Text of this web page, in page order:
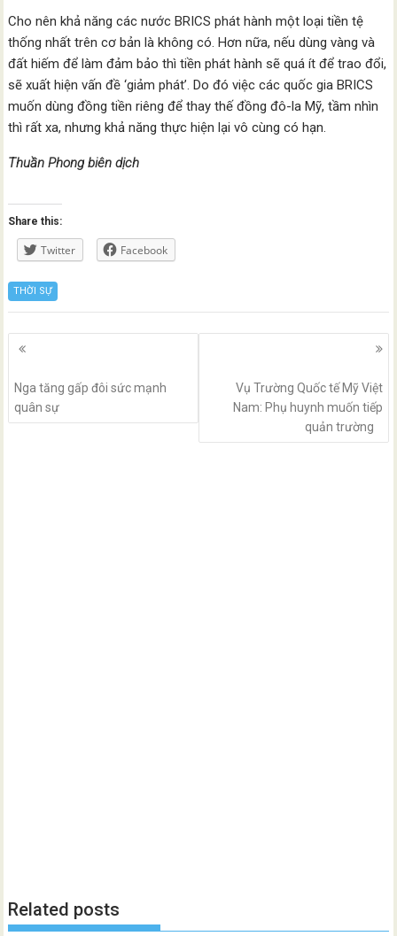
Cho nên khả năng các nước BRICS phát hành một loại tiền tệ
thống nhất trên cơ bản là không có. Hơn nữa, nếu dùng vàng và
đất hiếm để làm đảm bảo thì tiền phát hành sẽ quá ít để trao đổi,
sẽ xuất hiện vấn đề ‘giảm phát’. Do đó việc các quốc gia BRICS
muốn dùng đồng tiền riêng để thay thế đồng đô-la Mỹ, tầm nhìn
thì rất xa, nhưng khả năng thực hiện lại vô cùng có hạn.
Thuần Phong biên dịch
Share this:
Twitter Facebook
THỜI SỰ
Posts
Nga tăng gấp đôi sức mạnh
quân sự
Vụ Trường Quốc tế Mỹ Việt
Nam: Phụ huynh muốn tiếp
quản trường
Related posts